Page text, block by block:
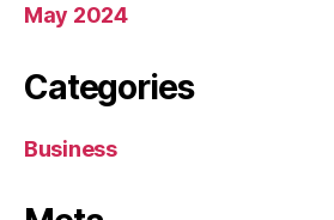
May 2024
Categories
Business